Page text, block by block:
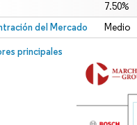
7.50%
del Mercado Medio
principales